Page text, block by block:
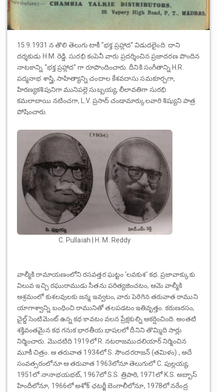
15.9.1931 న తొలి తెలుగు టాకీ “భక్త ప్రహ్లాద” విడుదలైంది. దాని
దర్శకుడు H.M. రెడ్డి. సురభి కంపెనీ వారు ప్రదర్శించిన ప్రజాదరణ పొందిన
నాటకాన్ని “భక్త ప్రహ్లాద” గా రూపొందించారు. దీనికి సంగీతాన్ని H.R.
పద్మనాభ శాస్త్రి, సాహిత్యాన్ని చందాల కేశవదాసు సమకూర్చగా,
హిరణ్యకశిపునిగా మునిపల్లె సుబ్బయ్య, లీలావతిగా సురభి
కమలాబాయి నటించగా, L.V. ప్రసాద్ చండామార్కులవారి శిష్యుని పాత్ర
పోషించారు.
C. Pullaiah | H. M. Reddy
వాల్మీకి రామాయణంలోని రసవత్తర ఘట్టం ‘లవకుశ’ కథ. ప్రజావాక్కుకు
విలువ ఇచ్చి రఘురాముడు సీతను పరిత్యజించటం, ఆమె వాల్మీకి
ఆశ్రమంలో కుశలవులకు జన్మ ఇవ్వటం, వారు పెరిగిన తరువాత రాముని
యాగాశ్వాన్ని బంధించి రామునితో తలపడటం ఇతివృత్తం. కరుణరసం,
చైల్డ్ సెంటిమెంట్ ఉన్న కథ కావటం వలన ప్రేక్షకుల్ని ఆకర్షించింది. అంతటి
శక్తివంతమైన కథ గనుక భారతీయ భాషలలో దీనిని తొమ్మిది సార్లు
నిర్మించారు. మొదటిది 1919లో R. నటరాజముదలియార్ నిర్మించిన
మూకీ చిత్రం. ఆ తరువాత 1934లో S. సౌందరరాజన్ (తమిళం) , అదే
సంవత్సరంలోనూ ఆ తరువాత 1963లోనూ తెలుగులో C. పుల్లయ్య,
1951లో నానాభయభట్, 1967లో S.S. త్రిపాఠి, 1971లో K.S. అబ్బాస్
హిందీలోనూ, 1966లో అశోక్ ఛటర్జీ బెంగాలీలోనూ, 1978లో నరేంద్ర